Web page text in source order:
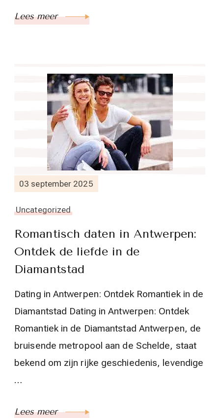
Lees meer
03 september 2025
Uncategorized
Romantisch daten in Antwerpen:
Ontdek de liefde in de
Diamantstad
Dating in Antwerpen: Ontdek Romantiek in de
Diamantstad Dating in Antwerpen: Ontdek
Romantiek in de Diamantstad Antwerpen, de
bruisende metropool aan de Schelde, staat
bekend om zijn rijke geschiedenis, levendige
…
Lees meer